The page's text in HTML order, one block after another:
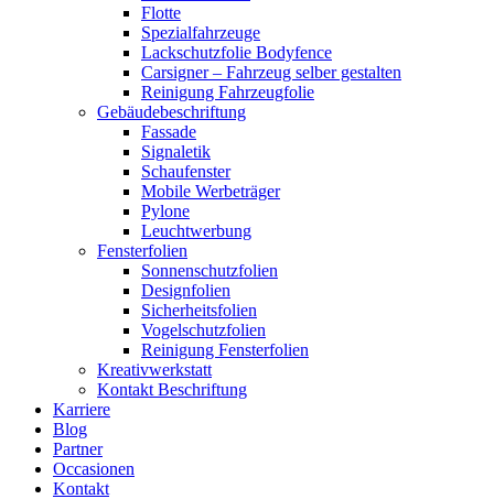
Flotte
Spezialfahrzeuge
Lackschutzfolie Bodyfence
Carsigner – Fahrzeug selber gestalten
Reinigung Fahrzeugfolie
Gebäudebeschriftung
Fassade
Signaletik
Schaufenster
Mobile Werbeträger
Pylone
Leuchtwerbung
Fensterfolien
Sonnenschutzfolien
Designfolien
Sicherheitsfolien
Vogelschutzfolien
Reinigung Fensterfolien
Kreativwerkstatt
Kontakt Beschriftung
Karriere
Blog
Partner
Occasionen
Kontakt